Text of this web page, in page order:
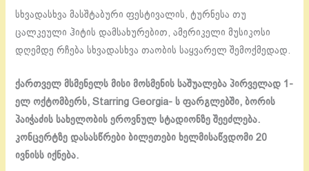
სხვადასხვა მასშტაბური ფესტივალის, ტურნესა თუ
ცალკეული ჰიტის დამსახურებით, ამერიკელი მუსიკოსი
დღემდე რჩება სხვადასხვა თაობის საყვარელ შემოქმედად.
ქართველ მსმენელს მისი მოსმენის საშუალება პირველად 1-
ელ ოქტომბერს, Starring Georgia- ს ფარგლებში, ბორის
პაიჭაძის სახელობის ეროვნულ სტადიონზე შეეძლება.
კონცერტზე დასასწრები ბილეთები ხელმისაწვდომი 20
ივნისს იქნება.